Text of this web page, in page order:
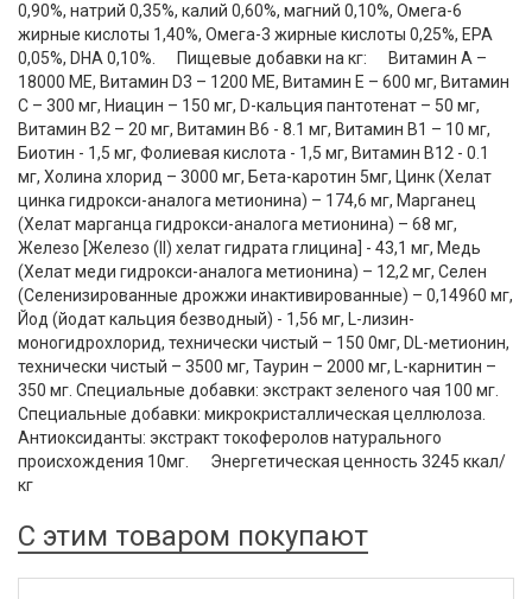
0,90%, натрий 0,35%, калий 0,60%, магний 0,10%, Омега-6
жирные кислоты 1,40%, Омега-3 жирные кислоты 0,25%, EPA
0,05%, DHA 0,10%. Пищевые добавки на кг: Витамин А –
18000 МЕ, Витамин D3 – 1200 МЕ, Витамин E – 600 мг, Витамин
C – 300 мг, Ниацин – 150 мг, D-кальция пантотенат – 50 мг,
Витамин В2 – 20 мг, Витамин В6 - 8.1 мг, Витамин В1 – 10 мг,
Биотин - 1,5 мг, Фолиевая кислота - 1,5 мг, Витамин В12 - 0.1
мг, Холина хлорид – 3000 мг, Бета-каротин 5мг, Цинк (Xелат
цинка гидрокси-аналога метионина) – 174,6 мг, Mарганец
(Xелат марганца гидрокси-аналога метионина) – 68 мг,
Железо [Железо (II) хелат гидрата глицина] - 43,1 мг, Mедь
(Хелат меди гидрокси-аналога метионина) – 12,2 мг, Селен
(Селенизированные дрожжи инактивированные) – 0,14960 мг,
Йод (йодат кальция безводный) - 1,56 мг, L-лизин-
моногидрохлорид, технически чистый – 150 0мг, DL-метионин,
технически чистый – 3500 мг, Таурин – 2000 мг, L-карнитин –
350 мг. Специальные добавки: экстракт зеленого чая 100 мг.
Специальные добавки: микрокристаллическая целлюлоза.
Антиоксиданты: экстракт токоферолов натурального
происхождения 10мг. Энергетическая ценность 3245 ккал/
кг
С этим товаром покупают